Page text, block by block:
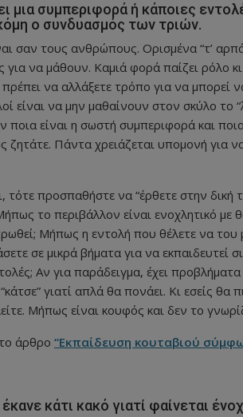
μια συμπεριφορά ή κάποιες
ο συνδυασμός των τριών.
σαν τους ανθρώπους. Ορισμένα “τ’
για να μάθουν. Καμιά φορά παίζει ρόλο
να αλλάξετε τρόπο για να μπορεί
είναι να μην μαθαίνουν στον σκύλο το
είναι η σωστή συμπεριφορά και
Πάντα χρειάζεται υπομονή για
προσπαθήστε να “έρθετε στην δική
το περιβάλλον είναι ενοχλητικό
Μήπως η εντολή που θέλετε να του
σε μικρά βήματα για να εκπαιδευτεί
Αν για παράδειγμα, έχει
γιατί απλά θα πονάει. Κι εσείς θα
Μήπως είναι κουφός και δεν το
άρθρο “Εκπαίδευση κουταβιού
κάτι κακό γιατί φαίνεται